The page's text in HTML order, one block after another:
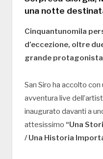
una notte
Cinquantunomila
d’eccezione, oltre
grande
San Siro ha accolto con
avventura live
inaugurato davanti a
attesissimo “Una
/ Una Historia